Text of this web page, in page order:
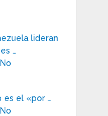
lideran
…
No
es el «por …
No